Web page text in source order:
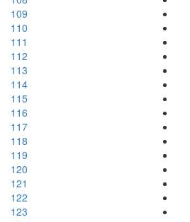
109
110
111
112
113
114
115
116
117
118
119
120
121
122
123